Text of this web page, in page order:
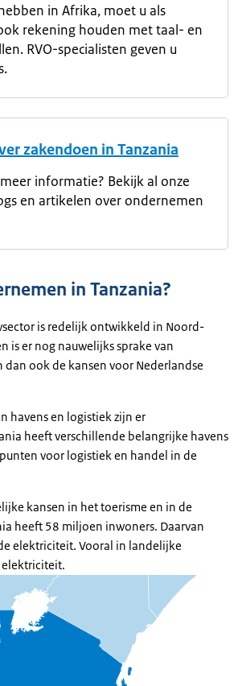
in Afrika, moet u als
rekening houden met taal- en
RVO-specialisten geven u
zakendoen in Tanzania
informatie? Bekijk al onze
en artikelen over ondernemen
in Tanzania?
is redelijk ontwikkeld in Noord-
is er nog nauwelijks sprake van
dan ook de kansen voor Nederlandse
havens en logistiek zijn er
heeft verschillende belangrijke havens
voor logistiek en handel in de
kansen in het toerisme en in de
heeft 58 miljoen inwoners. Daarvan
elektriciteit. Vooral in landelijke
elektriciteit.